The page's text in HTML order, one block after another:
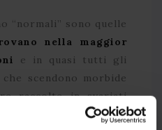
“normali” sono quelle
nella maggior
e in quasi tutti gli
scendono morbide
raccolte in svariati